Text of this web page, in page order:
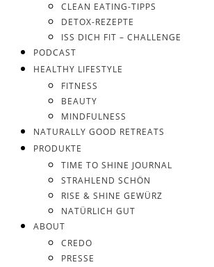
CLEAN EATING-TIPPS
DETOX-REZEPTE
ISS DICH FIT – CHALLENGE
PODCAST
HEALTHY LIFESTYLE
FITNESS
BEAUTY
MINDFULNESS
NATURALLY GOOD RETREATS
PRODUKTE
TIME TO SHINE JOURNAL
STRAHLEND SCHÖN
RISE & SHINE GEWÜRZ
NATÜRLICH GUT
ABOUT
CREDO
PRESSE